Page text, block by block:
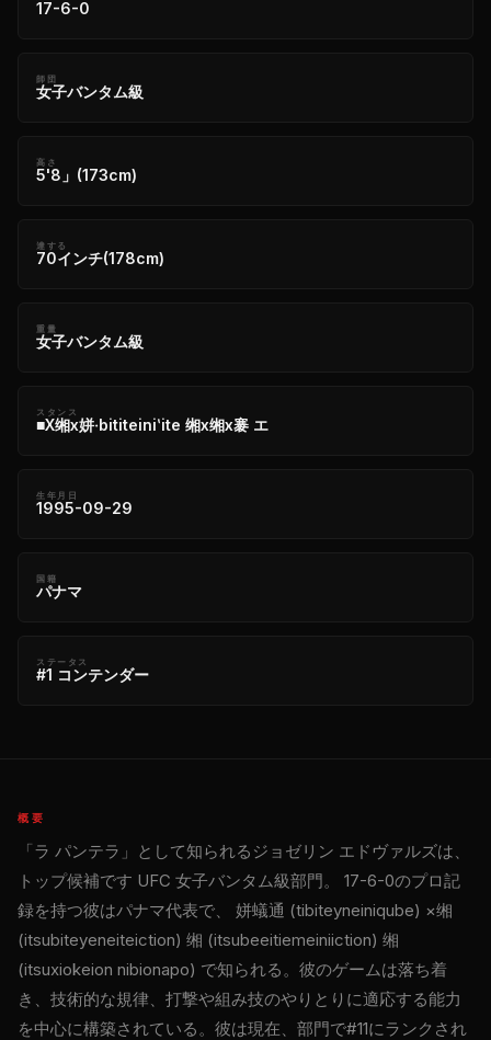
17-6-0
師団
女子バンタム級
高さ
5'8」(173cm)
達する
70インチ(178cm)
重量
女子バンタム級
スタンス
■Х缃х姘‧bititeiniʽite 缃х缃х褰 エ
生年月日
1995-09-29
国籍
パナマ
ステータス
#1 コンテンダー
概要
「ラ パンテラ」として知られるジョゼリン エドヴァルズは、
トップ候補です UFC 女子バンタム級部門。 17-6-0のプロ記
録を持つ彼はパナマ代表で、 姘蟻通 (tibiteyneiniqube) ×缃
(itsubiteyeneiteiction) 缃 (itsubeeitiemeiniiction) 缃
(itsuxiokeion nibionapo) で知られる。彼のゲームは落ち着
き、技術的な規律、打撃や組み技のやりとりに適応する能力
を中心に構築されている。彼は現在、部門で#11にランクされ